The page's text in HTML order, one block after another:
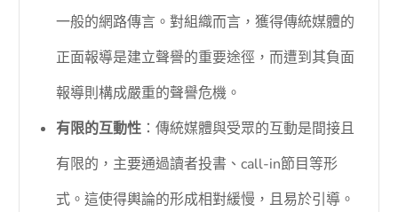
一般的網路傳言。對組織而言，獲得傳統媒體的
正面報導是建立聲譽的重要途徑，而遭到其負面
報導則構成嚴重的聲譽危機。
有限的互動性 ：傳統媒體與受眾的互動是間接且
有限的，主要通過讀者投書、call-in節目等形
式。這使得輿論的形成相對緩慢，且易於引導。